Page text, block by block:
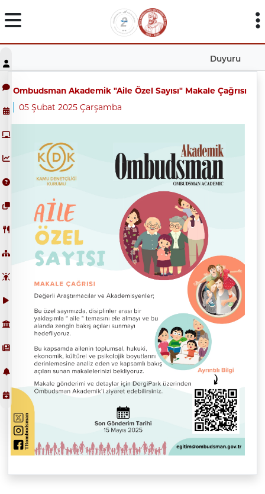
Duyuru
Ombudsman Akademik "Aile Özel Sayısı" Makale Çağrısı
05 Şubat 2025 Çarşamba